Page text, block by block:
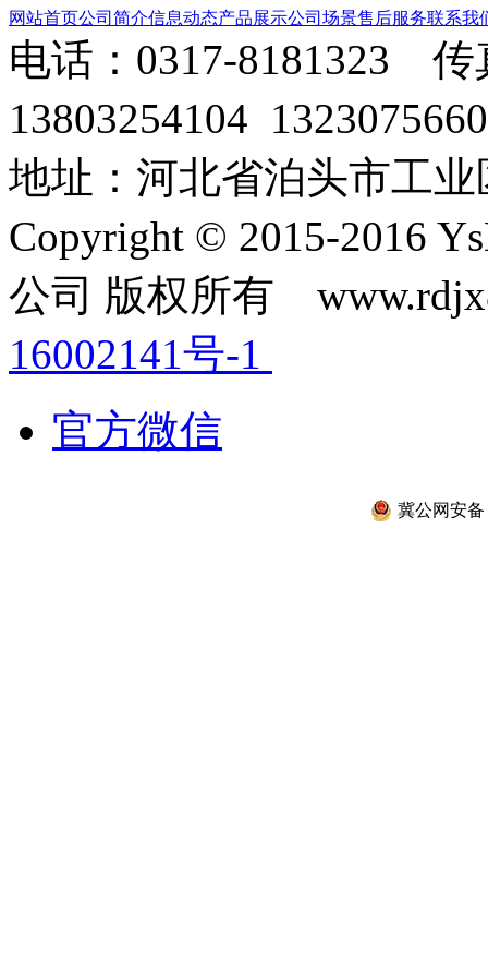
网站首页公司简介信息动态产品展示公司场景售后服务联系我
电话：0317-8181323
13803254104
地址：河北省泊头市工业
Copyright © 2015-2016
公司 版权所有
16002141号-1
官方微信
冀公网安备